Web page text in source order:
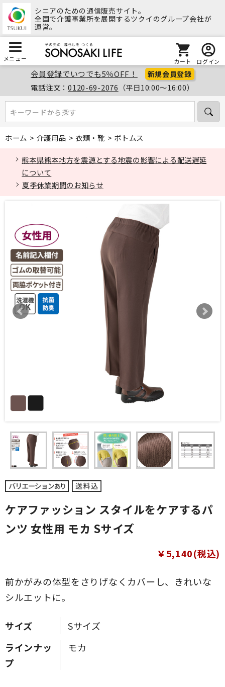
シニアのための通信販売サイト。
全国で介護事業所を展開するツクイのグループ会社が
運営。
メニュー カート ログイン
会員登録でいつでも5％OFF！ 新規会員登録
電話注文：0120-69-2076 （平日10:00～16:00）
キーワードから探す
キーワードから探す
ホーム > 介護用品 > 衣類・靴 > ボトムス
熊本県熊本地方を震源とする地震の影響による配送遅延
について
夏季休業期間のお知らせ
ケアファッション スタイルをケアするパ
ンツ 女性用 モカ Sサイズ
前かがみの体型をさりげなくカバーし、きれいな
シルエットに。
￥5,140(税込)
サイズ
Sサイズ
ラインナッ
プ
モカ